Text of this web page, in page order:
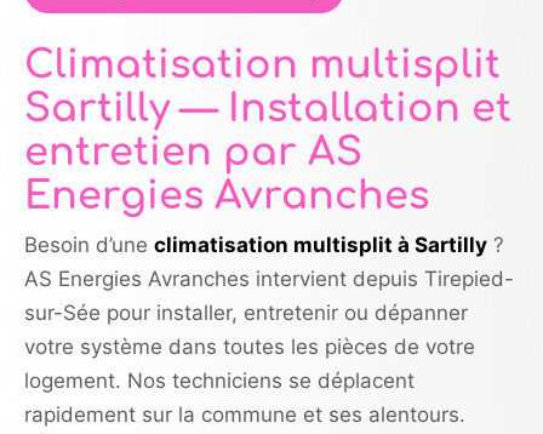
Climatisation multisplit
Sartilly — Installation et
entretien par AS
Energies Avranches
Besoin d’une climatisation multisplit à Sartilly ?
AS Energies Avranches intervient depuis Tirepied-
sur-Sée pour installer, entretenir ou dépanner
votre système dans toutes les pièces de votre
logement. Nos techniciens se déplacent
rapidement sur la commune et ses alentours.